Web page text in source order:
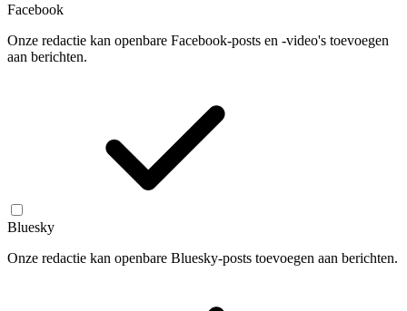
Facebook
Onze redactie kan openbare Facebook-posts en -video's toevoegen
aan berichten.
Bluesky
Onze redactie kan openbare Bluesky-posts toevoegen aan berichten.